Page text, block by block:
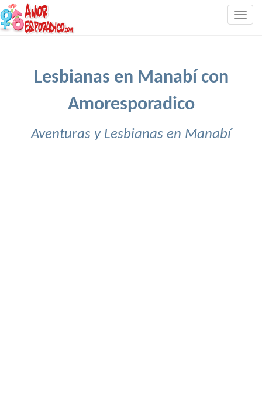
Lesbianas en Manabí con
Amoresporadico
Aventuras y Lesbianas en Manabí